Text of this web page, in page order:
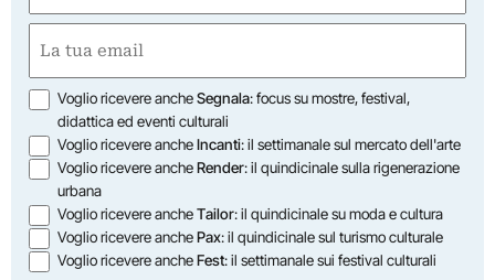
First
(Required)
Opzioni
Voglio ricevere ancheSegnala: focus su mostre, festival,
didattica ed eventi culturali
Voglio ricevere ancheIncanti: il settimanale sul mercato dell'arte
Voglio ricevere ancheRender: il quindicinale sulla rigenerazione
urbana
Voglio ricevere ancheTailor: il quindicinale su moda e cultura
Voglio ricevere anchePax: il quindicinale sul turismo culturale
Voglio ricevere ancheFest: il settimanale sui festival culturali